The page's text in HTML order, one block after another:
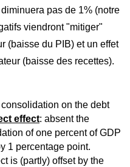
pas de 1% (notre
viendront "mitiger"
(baisse du PIB) et un effet
(baisse des recettes).
on the debt
effect: absent the
of one percent of GDP
1 percentage point.
is (partly) offset by the